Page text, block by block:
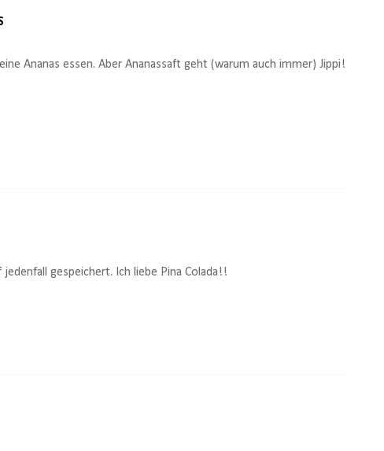
Ananas essen. Aber Ananassaft geht (warum auch immer) Jippi!
gespeichert. Ich liebe Pina Colada!!